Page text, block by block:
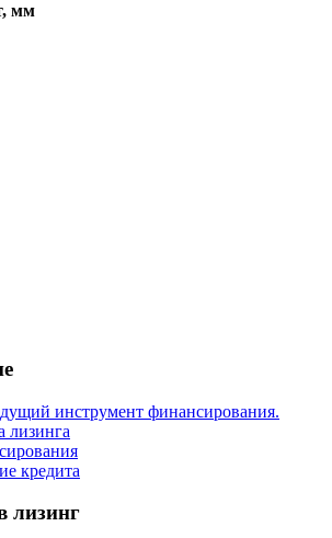
мм
инструмент финансирования.
лизинга
кредита
лизинг